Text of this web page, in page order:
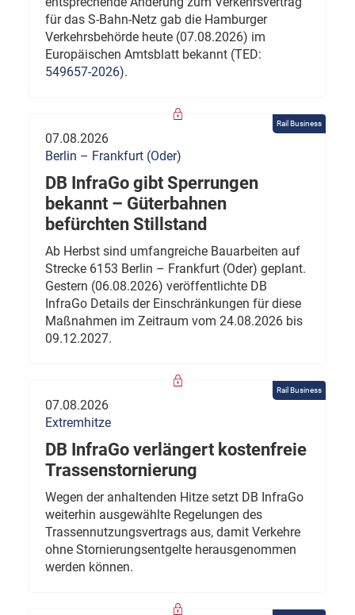
für das S-Bahn-Netz gab die Hamburger
Verkehrsbehörde heute (07.08.2026) im
Europäischen Amtsblatt bekannt (TED:
549657-2026).
Rail Business
07.08.2026
Berlin – Frankfurt (Oder)
DB InfraGo gibt Sperrungen
bekannt – Güterbahnen
befürchten Stillstand
Ab Herbst sind umfangreiche Bauarbeiten auf
Strecke 6153 Berlin – Frankfurt (Oder) geplant.
Gestern (06.08.2026) veröffentlichte DB
InfraGo Details der Einschränkungen für diese
Maßnahmen im Zeitraum vom 24.08.2026 bis
09.12.2027.
Rail Business
07.08.2026
Extremhitze
DB InfraGo verlängert kostenfreie
Trassenstornierung
Wegen der anhaltenden Hitze setzt DB InfraGo
weiterhin ausgewählte Regelungen des
Trassennutzungsvertrags aus, damit Verkehre
ohne Stornierungsentgelte herausgenommen
werden können.